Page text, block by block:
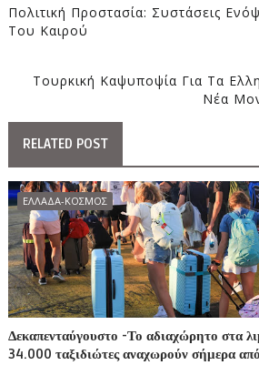
Πολιτική Προστασία: Συστάσεις
Του Καιρού
Τουρκική Καψυποψία Για Τα
Νέα
RELATED POST
ΕΛΛΑΔΑ-ΚΟΣΜΟΣ
Δεκαπενταύγουστο -Το αδιαχώρητο στα
34.000 ταξιδιώτες αναχωρούν σήμερα